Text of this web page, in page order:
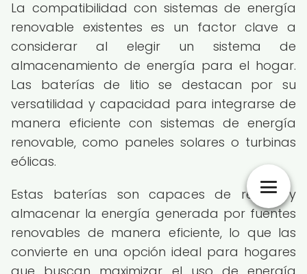
La compatibilidad con sistemas de energía
renovable existentes es un factor clave a
considerar al elegir un sistema de
almacenamiento de energía para el hogar.
Las baterías de litio se destacan por su
versatilidad y capacidad para integrarse de
manera eficiente con sistemas de energía
renovable, como paneles solares o turbinas
eólicas.
Estas baterías son capaces de recibir y
almacenar la energía generada por fuentes
renovables de manera eficiente, lo que las
convierte en una opción ideal para hogares